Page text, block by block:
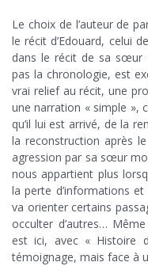
Le choix de l’auteur de
le récit d’Edouard, celui
dans le récit de sa sœur
pas la chronologie, est
vrai relief au récit, une
une narration « simple »,
qu’il lui est arrivé, de la
la reconstruction après
agression par sa sœur
nous appartient plus
la perte d’informations
va orienter certains
occulter d’autres…
est ici, avec « Histoire
témoignage, mais face à